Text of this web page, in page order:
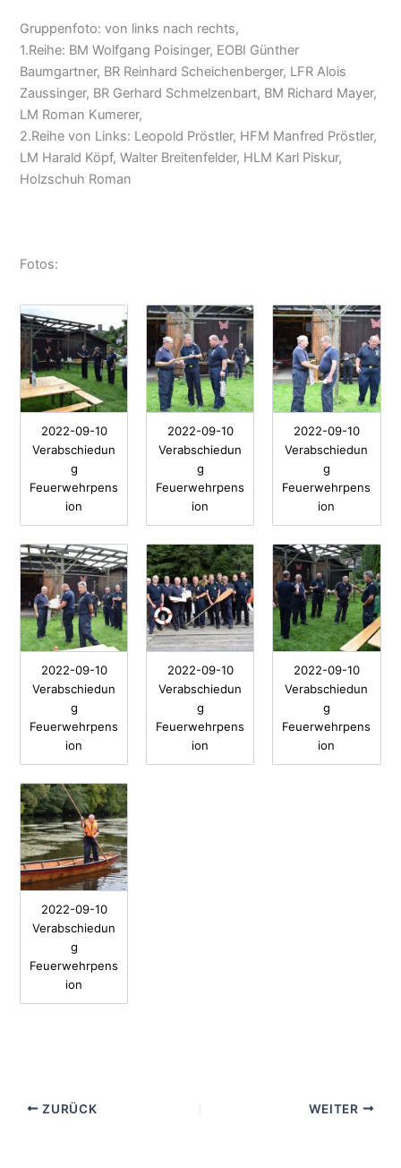
Gruppenfoto: von links nach rechts,
1.Reihe: BM Wolfgang Poisinger, EOBI Günther
Baumgartner, BR Reinhard Scheichenberger, LFR Alois
Zaussinger, BR Gerhard Schmelzenbart, BM Richard Mayer,
LM Roman Kumerer,
2.Reihe von Links: Leopold Pröstler, HFM Manfred Pröstler,
LM Harald Köpf, Walter Breitenfelder, HLM Karl Piskur,
Holzschuh Roman
Fotos:
2022-09-10
Verabschiedun
g
Feuerwehrpens
ion
2022-09-10
Verabschiedun
g
Feuerwehrpens
ion
2022-09-10
Verabschiedun
g
Feuerwehrpens
ion
2022-09-10
Verabschiedun
g
Feuerwehrpens
ion
2022-09-10
Verabschiedun
g
Feuerwehrpens
ion
2022-09-10
Verabschiedun
g
Feuerwehrpens
ion
2022-09-10
Verabschiedun
g
Feuerwehrpens
ion
ZURÜCK WEITER